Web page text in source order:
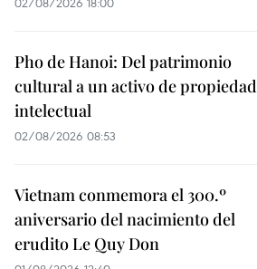
Pho de Hanoi: Del patrimonio
cultural a un activo de propiedad
intelectual
02/08/2026 08:53
Vietnam conmemora el 300.º
aniversario del nacimiento del
erudito Le Quy Don